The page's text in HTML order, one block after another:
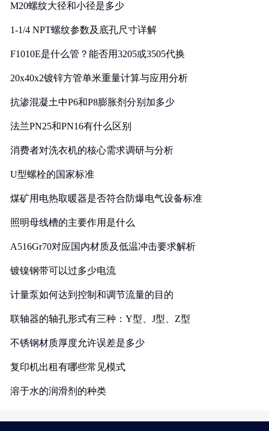
M20螺纹大径和小径是多少
1-1/4 NPT螺纹参数及底孔尺寸详解
F1010E是什么管？能否用3205或3505代换
20x40x2镀锌方管单米重量计算与应用分析
抗渗混凝土中P6和P8膨胀剂分别加多少
法兰PN25和PN16有什么区别
消费者对洗衣机的核心需求调研与分析
U型螺栓的国家标准
煤矿用电热取暖器是否符合防爆电气设备标准
照明母线槽的主要作用是什么
A516Gr70对应国内材质及低温冲击要求解析
镀镍钢带可以过多少电流
计量泵如何达到控制和调节流量的目的
联轴器的轴孔形式有三种：Y型、J型、Z型
不锈钢材质厚度允许误差是多少
复印机出租有哪些常见模式
溶于水的润滑剂的种类